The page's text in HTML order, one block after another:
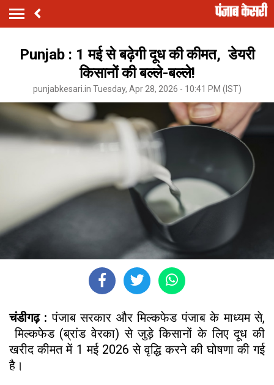
Punjab : 1 मई से बढ़ेगी दूध की कीमत, डेयरी
किसानों की बल्ले-बल्ले!
punjabkesari.in Tuesday, Apr 28, 2026 - 10:41 PM (IST)
चंडीगढ़ : पंजाब सरकार और मिल्कफेड पंजाब के माध्यम से,
मिल्कफेड (ब्रांड वेरका) से जुड़े किसानों के लिए दूध की
खरीद कीमत में 1 मई 2026 से वृद्धि करने की घोषणा की गई
है।